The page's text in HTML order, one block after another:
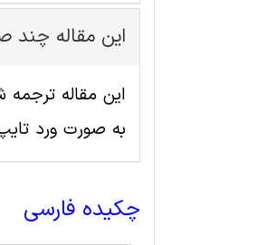
این مقاله
به صورت ورد
چکیده فارسی